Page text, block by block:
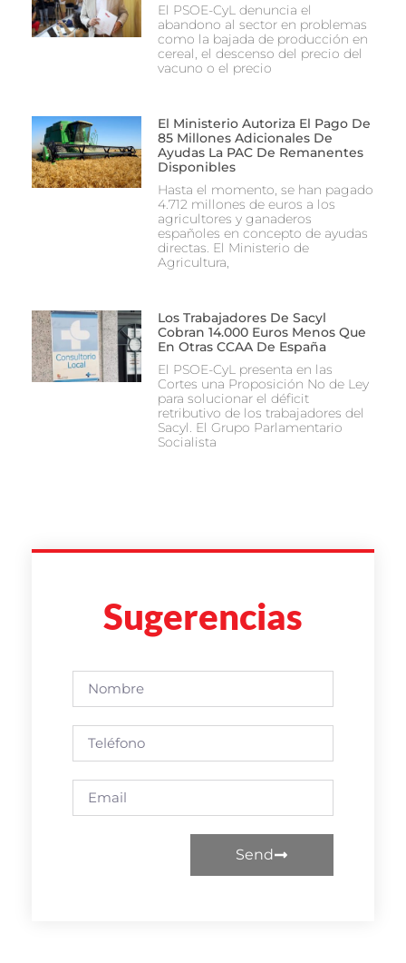
El PSOE-CyL denuncia el
abandono al sector en problemas
como la bajada de producción en
cereal, el descenso del precio del
vacuno o el precio
El Ministerio Autoriza El Pago De
85 Millones Adicionales De
Ayudas La PAC De Remanentes
Disponibles
Hasta el momento, se han pagado
4.712 millones de euros a los
agricultores y ganaderos
españoles en concepto de ayudas
directas. El Ministerio de
Agricultura,
Los Trabajadores De Sacyl
Cobran 14.000 Euros Menos Que
En Otras CCAA De España
El PSOE-CyL presenta en las
Cortes una Proposición No de Ley
para solucionar el déficit
retributivo de los trabajadores del
Sacyl. El Grupo Parlamentario
Socialista
Sugerencias
Send